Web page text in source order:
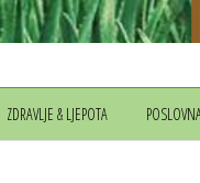
ZDRAVLJE & LJEPOTA